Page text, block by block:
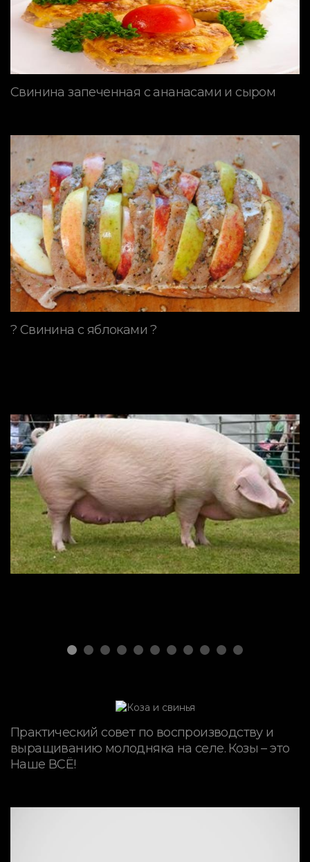
Свинина запеченная с ананасами и сыром
? Свинина с яблоками ?
ПОРОДЫ СВИНЕЙ
Породы и
производительность свиней
Практический совет по воспроизводству и
выращиванию молодняка на селе. Козы – это
Наше ВСЁ!